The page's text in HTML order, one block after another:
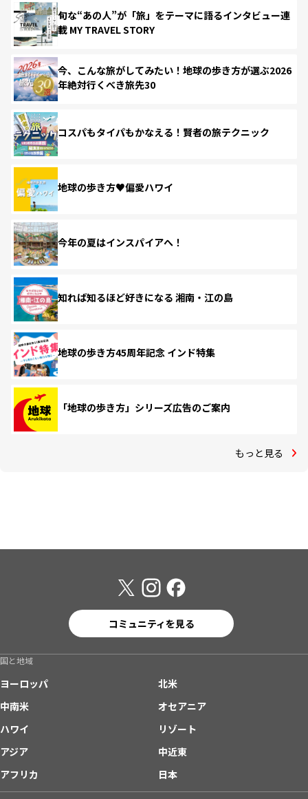
旬な“あの人”が「旅」をテーマに語るインタビュー連
載 MY TRAVEL STORY
今、こんな旅がしてみたい！地球の歩き方が選ぶ2026
年絶対行くべき旅先30
コスパもタイパもかなえる！賢者の旅テクニック
地球の歩き方♥偏愛ハワイ
今年の夏はインスパイアへ！
知れば知るほど好きになる 湘南・江の島
地球の歩き方45周年記念 インド特集
「地球の歩き方」シリーズ広告のご案内
もっと見る
コミュニティを見る
国と地域
ヨーロッパ
北米
中南米
オセアニア
ハワイ
リゾート
アジア
中近東
アフリカ
日本